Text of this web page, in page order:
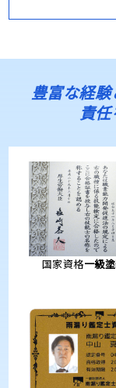
豊富な経
責
国家資格一級